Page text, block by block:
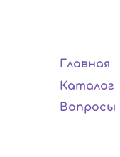
Главная
Каталог
Вопросы